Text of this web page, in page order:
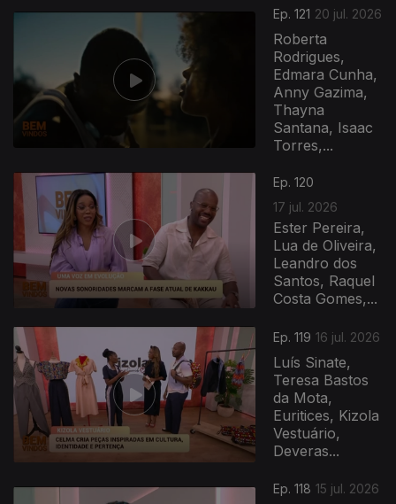
Ep. 121 20 jul. 2026
Roberta
Rodrigues,
Edmara Cunha,
Anny Gazima,
Thayna
Santana, Isaac
Torres,...
Ep. 120
17 jul. 2026
Ester Pereira,
Lua de Oliveira,
Leandro dos
Santos, Raquel
Costa Gomes,...
Ep. 119 16 jul. 2026
Luís Sinate,
Teresa Bastos
da Mota,
Euritices, Kizola
Vestuário,
Deveras...
943045
Ep. 118 15 jul. 2026